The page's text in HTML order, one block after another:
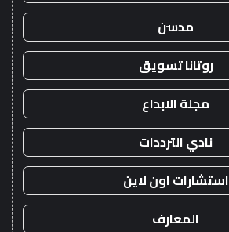
مدسن
روتانا تسويق
مجلة الابداع
نادي الترددات
استشارات اون لاين
المعارف